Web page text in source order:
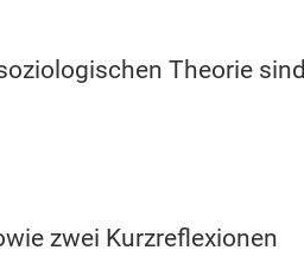
Theorie sind
zwei Kurzreflexionen